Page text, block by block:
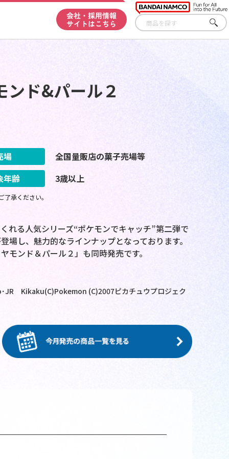
会社・採用情報
サイトはこちら
さが
す
ンド&パール２
場
全国量販店の菓子売場等
年齢
3歳以上
承ください。
れる人気シリーズ“ポケモンでキャッチ”第二弾で
し、魅力的なラインナップとなっております。
ンド＆パール２」も同時発売です。
Kikaku(C)Pokemon (C)2007ピカチュウプロジェク